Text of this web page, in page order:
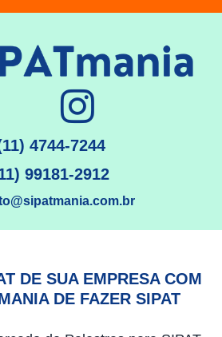
4744-7244
99181-2912
DE SUA EMPRESA COM
DE FAZER SIPAT